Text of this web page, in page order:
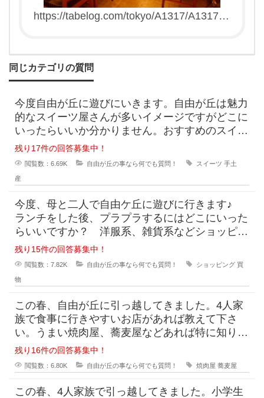
https://tabelog.com/tokyo/A1317/A131703
同じカテゴリの質問
今度自由が丘に遊びにいきます。自由が丘は魅力
的なスイーツ屋さんが多いイメージですがどこに
いったらいいか分かりません。おすすめのスイー
ツ屋さんと手土産を買うならどこがいいか教えて
下さ
残り17件の回答募集中！
閲覧数：6.69K 自由が丘の事なら何でも質問！ スイーツ 手土
産
今度、母と二人で自由ケ丘に遊びに行きます♪
ランチをした後、プラプラするにはどこにいった
らいいですか？ 洋服系、雑貨系などショッピン
グできる場所はありますか？ 土地勘がないので
お店
残り15件の回答募集中！
閲覧数：7.82K 自由が丘の事なら何でも質問！ ショッピング 買
物
この春、自由が丘に引っ越してきました。4人家
族で食事に行きやすいお店があれば教えて下さ
い。うまい焼肉屋、蕎麦屋などあれば特に知りた
いです。 近所にまだ知り合いがいないのでサイ
残り16件の回答募集中！
閲覧数：6.80K 自由が丘の事なら何でも質問！ 焼肉屋 蕎麦屋
この春、4人家族で引っ越してきました。小学生